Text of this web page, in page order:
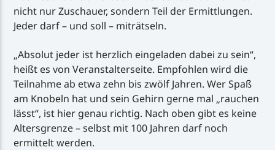
nicht nur Zuschauer, sondern Teil der Ermittlungen.
Jeder darf – und soll – miträtseln.
„Absolut jeder ist herzlich eingeladen dabei zu sein“,
heißt es von Veranstalterseite. Empfohlen wird die
Teilnahme ab etwa zehn bis zwölf Jahren. Wer Spaß
am Knobeln hat und sein Gehirn gerne mal „rauchen
lässt“, ist hier genau richtig. Nach oben gibt es keine
Altersgrenze – selbst mit 100 Jahren darf noch
ermittelt werden.